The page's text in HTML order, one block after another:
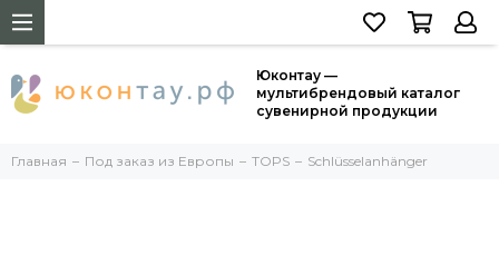
Юконтау —
мультибрендовый каталог
сувенирной продукции
Главная Под заказ из Европы TOPS Schlüsselanhänger